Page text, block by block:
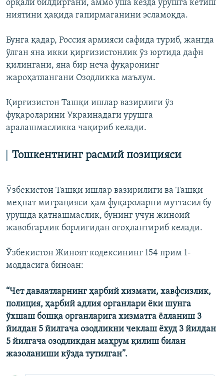
орқали билдиргани, аммо ўша кезда урушга кетиш
ниятини ҳақида гапирмаганини эсламоқда.
Бунга қадар, Россия армияси сафида туриб, жангда
ўлган яна икки қирғизистонлик ўз юртида дафн
қилингани, яна бир неча фуқаронинг
жароҳатлангани Озодликка маълум.
Қирғизистон Ташқи ишлар вазирлиги ўз
фуқароларини Украинадаги урушга
аралашмасликка чақириб келади.
Тошкентнинг расмий позицияси
Ўзбекистон Ташқи ишлар вазирилиги ва Ташқи
меҳнат миграцияси ҳам фуқароларни муттасил бу
урушда қатнашмаслик, бунинг учун жиноий
жавобгарлик борлигидан огоҳлантириб келади.
Ўзбекистон Жиноят кодексининг 154 прим 1-
моддасига биноан:
“Чет давлатларнинг ҳарбий хизмати, хавфсизлик,
полиция, ҳарбий адлия органлари ёки шунга
ўхшаш бошқа органларига хизматга ёлланиш 3
йилдан 5 йилгача озодликни чеклаш ёхуд 3 йилдан
5 йилгача озодликдан маҳрум қилиш билан
жазоланиши кўзда тутилган”.